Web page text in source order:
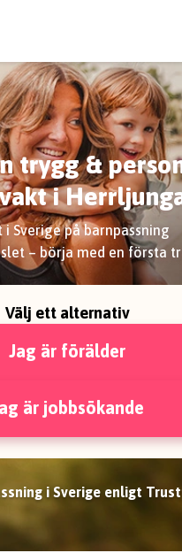
trygg &
i
i Sverige på barnpassning
– börja med en första
Välj ett alternativ
Jag är förälder
är jobbsökande
i Sverige enligt